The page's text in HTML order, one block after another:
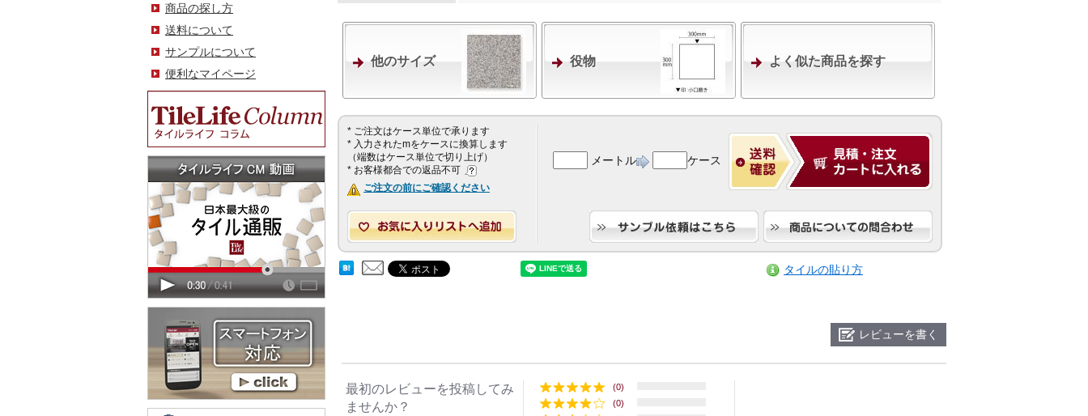
商品の探し方
送料について
サンプルについて
便利なマイページ
他のサイズ 役物 よく似た商品を探す
* ご注文はケース単位で承ります
* 入力されたmをケースに換算します
（端数はケース単位で切り上げ）
* お客様都合での返品不可
ご注文の前にご確認ください
メートル ケース
タイルの貼り方
レビューを書く
最初のレビューを投稿してみ
ませんか？
(0)
(0)